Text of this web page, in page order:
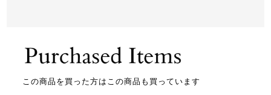
この商品を買った方はこの商品も買っています